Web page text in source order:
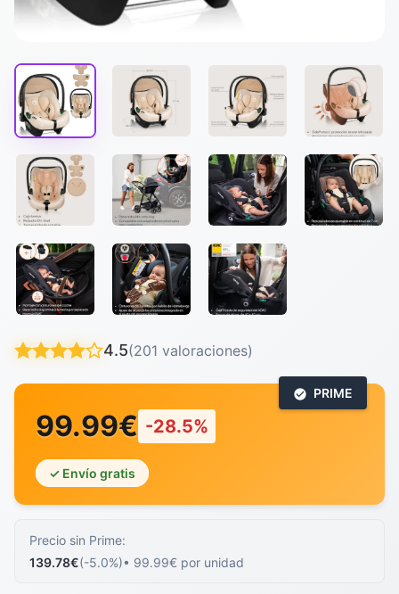
4.5(201 valoraciones)
PRIME
99.99€ -28.5%
✓ Envío gratis
Precio sin Prime:
139.78€(-5.0%)• 99.99€ por unidad